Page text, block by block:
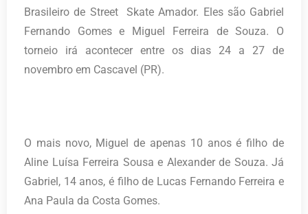
Brasileiro de Street Skate Amador. Eles são Gabriel
Fernando Gomes e Miguel Ferreira de Souza. O
torneio irá acontecer entre os dias 24 a 27 de
novembro em Cascavel (PR).
O mais novo, Miguel de apenas 10 anos é filho de
Aline Luísa Ferreira Sousa e Alexander de Souza. Já
Gabriel, 14 anos, é filho de Lucas Fernando Ferreira e
Ana Paula da Costa Gomes.